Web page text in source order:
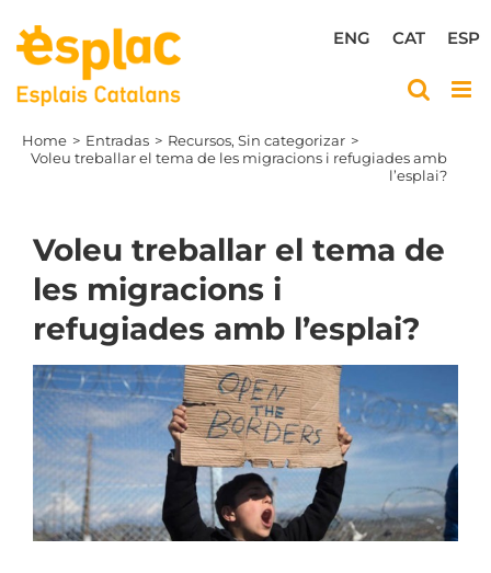
content
ESP
CAT
ENG
Home Entradas Recursos Sin categorizar
Voleu treballar el tema de les migracions i refugiades amb
l’esplai?
Voleu treballar el tema de
les migracions i
refugiades amb l’esplai?
View
Larger
Image